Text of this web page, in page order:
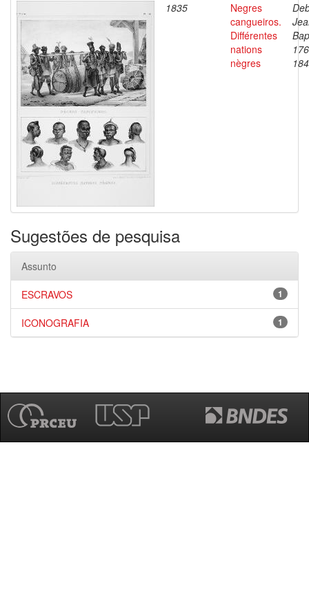
1835
Negres
cangueiros.
Différentes
nations
nègres
Sugestões de pesquisa
Assunto
1
ESCRAVOS
1
ICONOGRAFIA